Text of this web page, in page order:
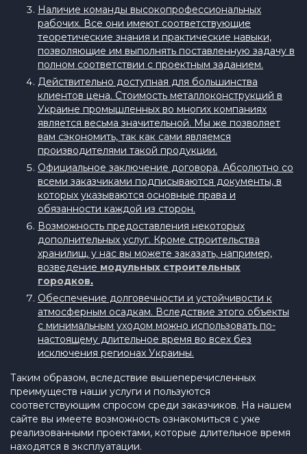
Наличие команды высокопрофессиональных
рабочих. Все они имеют соответствующие
теоретические знания и практические навыки,
позволяющие им выполнять поставленную задачу в
полном соответствии с проектным заданием.
Действительно доступная для большинства
клиентов цена. Стоимость металлоконструкций в
Украине промышленных во многих компаниях
является весьма значительной. Мы же позволяет
вам сэкономить, так как сами являемся
производителями такой продукции.
Официальное заключение договора. Абсолютно со
всеми заказчиками подписываются документы, в
которых указываются основные права и
обязанности каждой из сторон.
Возможность предоставления некоторых
дополнительных услуг. Кроме строительства
хранилищ, у нас вы можете заказать, например,
возведение модульных строительных
городков.
Обеспечение долговечности и устойчивости к
атмосферным осадкам. Вследствие этого объекты
с минимальным уходом можно использовать по-
настоящему длительное время во всех без
исключения регионах Украины.
Таким образом, вследствие вышеперечисленных
преимуществ наши услуги и пользуются
соответствующим спросом среди заказчиков. На нашем
сайте вы имеете возможность ознакомиться с уже
реализованными проектами, которые длительное время
находятся в эксплуатации.